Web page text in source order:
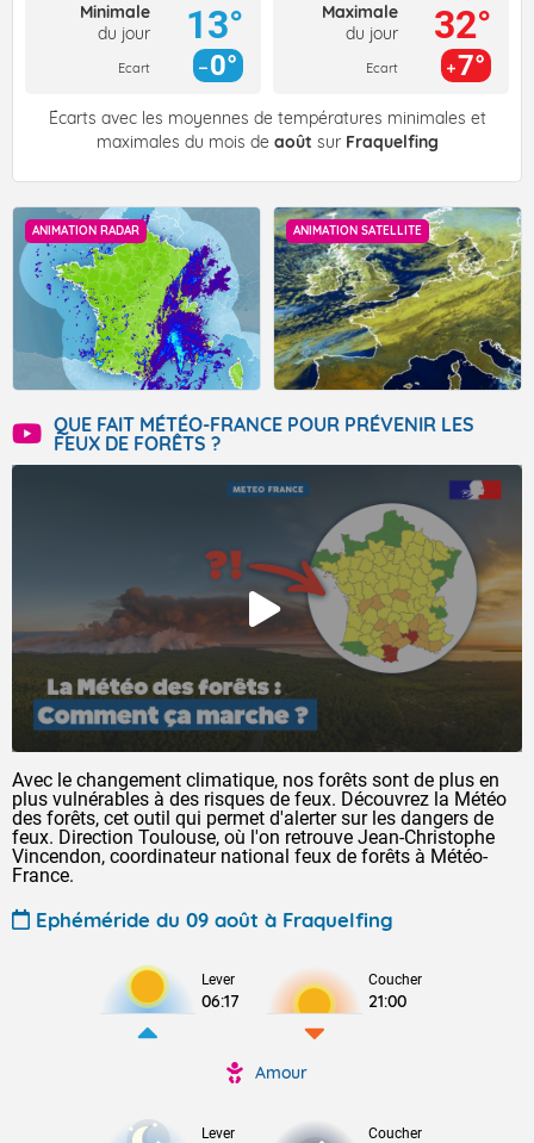
Minimale
du jour
Ecart
13°
0°
Maximale
du jour
Ecart
32°
7°
Écarts avec les moyennes de températures minimales et
maximales du mois de août sur Fraquelfing
ANIMATION RADAR ANIMATION SATELLITE
QUE FAIT MÉTÉO-FRANCE POUR PRÉVENIR LES
FEUX DE FORÊTS ?
Avec le changement climatique, nos forêts sont de plus en
plus vulnérables à des risques de feux. Découvrez la Météo
des forêts, cet outil qui permet d'alerter sur les dangers de
feux. Direction Toulouse, où l'on retrouve Jean-Christophe
Vincendon, coordinateur national feux de forêts à Météo-
France.
Ephéméride du 09 août à Fraquelfing
Lever
06:17
Coucher
21:00
Amour
Lever Coucher